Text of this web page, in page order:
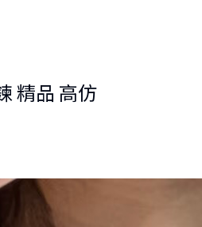
精品 高仿